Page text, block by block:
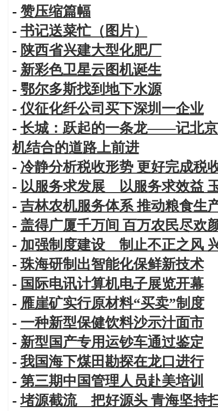
- 赞压缩篇幅
- 书记送菜忙（图片）
- 陕西省兴建大型化肥厂
- 新彩色卫星云图机诞生
- 鄂尔多斯找到地下水源
-仪征化纤公司买下深圳一企业
- 长城：跃起的一条龙——记北京
机结合的道路上前进
- 冷静分析税收形势 更好完成
- 以服务求发展 以服务求效益
- 吉林农机服务体系 推动粮食生
- 盖得广厦千万间 百万农民尽欢
- 加强制度建设 制止不正之风
-珠海研制出智能化保鲜新技术
- 国际电讯计算机电子展览开幕
- 雁崖矿实行原材料“买卖”制度
- 一种新型保健饮料沙示汁面市
- 新型国产专用运钞车通过鉴定
- 我国海下煤田勘探在龙口进行
- 第三期中国管理人员赴美培训
-堵源截流 把好源头 青海坚持